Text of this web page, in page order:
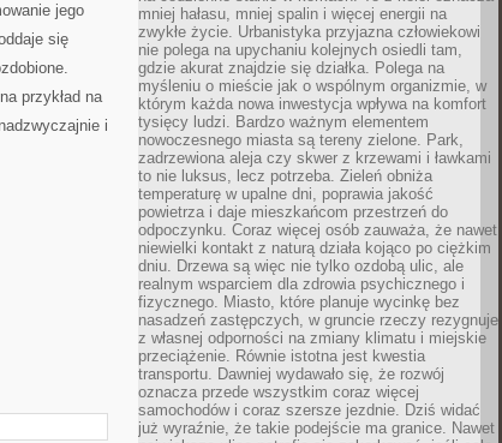
jego
się
przykład na
i
mniej hałasu, mniej spalin i więcej energii na
zwykłe życie. Urbanistyka przyjazna człowiekowi
nie polega na upychaniu kolejnych osiedli tam,
gdzie akurat znajdzie się działka. Polega na
myśleniu o mieście jak o wspólnym organizmie, w
którym każda nowa inwestycja wpływa na komfort
tysięcy ludzi. Bardzo ważnym elementem
nowoczesnego miasta są tereny zielone. Park,
zadrzewiona aleja czy skwer z krzewami i ławkami
to nie luksus, lecz potrzeba. Zieleń obniża
temperaturę w upalne dni, poprawia jakość
powietrza i daje mieszkańcom przestrzeń do
odpoczynku. Coraz więcej osób zauważa, że nawet
niewielki kontakt z naturą działa kojąco po ciężkim
dniu. Drzewa są więc nie tylko ozdobą ulic, ale
realnym wsparciem dla zdrowia psychicznego i
fizycznego. Miasto, które planuje wycinkę bez
nasadzeń zastępczych, w gruncie rzeczy rezygnuje
z własnej odporności na zmiany klimatu i miejskie
przeciążenie. Równie istotna jest kwestia
transportu. Dawniej wydawało się, że rozwój
oznacza przede wszystkim coraz więcej
samochodów i coraz szersze jezdnie. Dziś widać
już wyraźnie, że takie podejście ma granice. Nawet